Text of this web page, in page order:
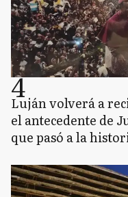
4
Luján volverá a
el antecedente de
que pasó a la